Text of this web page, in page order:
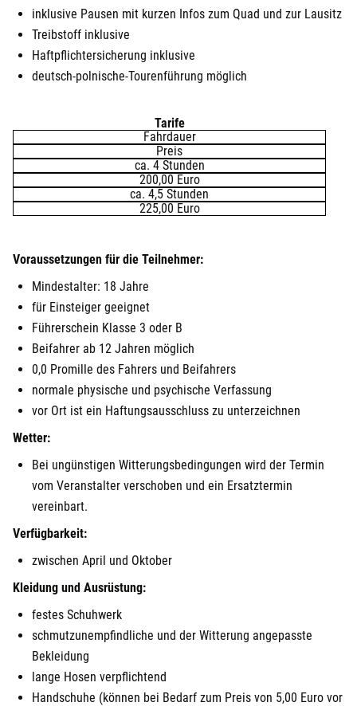
inklusive Pausen mit kurzen Infos zum Quad und zur Lausitz
Treibstoff inklusive
Haftpflichtersicherung inklusive
deutsch-polnische-Tourenführung möglich
Tarife
Fahrdauer
Preis
ca. 4 Stunden
200,00 Euro
ca. 4,5 Stunden
225,00 Euro
Voraussetzungen für die Teilnehmer:
Mindestalter: 18 Jahre
für Einsteiger geeignet
Führerschein Klasse 3 oder B
Beifahrer ab 12 Jahren möglich
0,0 Promille des Fahrers und Beifahrers
normale physische und psychische Verfassung
vor Ort ist ein Haftungsausschluss zu unterzeichnen
Wetter:
Bei ungünstigen Witterungsbedingungen wird der Termin
vom Veranstalter verschoben und ein Ersatztermin
vereinbart.
Verfügbarkeit:
zwischen April und Oktober
Kleidung und Ausrüstung:
festes Schuhwerk
schmutzunempfindliche und der Witterung angepasste
Bekleidung
lange Hosen verpflichtend
Handschuhe (können bei Bedarf zum Preis von 5,00 Euro vor